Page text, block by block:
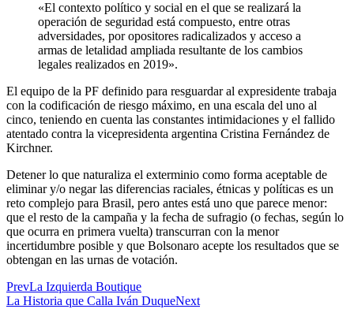
«El contexto político y social en el que se realizará la
operación de seguridad está compuesto, entre otras
adversidades, por opositores radicalizados y acceso a
armas de letalidad ampliada resultante de los cambios
legales realizados en 2019».
El equipo de la PF definido para resguardar al expresidente trabaja
con la codificación de riesgo máximo, en una escala del uno al
cinco, teniendo en cuenta las constantes intimidaciones y el fallido
atentado contra la vicepresidenta argentina Cristina Fernández de
Kirchner.
Detener lo que naturaliza el exterminio como forma aceptable de
eliminar y/o negar las diferencias raciales, étnicas y políticas es un
reto complejo para Brasil, pero antes está uno que parece menor:
que el resto de la campaña y la fecha de sufragio (o fechas, según lo
que ocurra en primera vuelta) transcurran con la menor
incertidumbre posible y que Bolsonaro acepte los resultados que se
obtengan en las urnas de votación.
PrevLa Izquierda Boutique
La Historia que Calla Iván DuqueNext